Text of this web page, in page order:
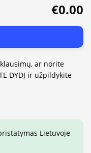
€0.00
ar norite
DYDĮ ir užpildykite
Lietuvoje